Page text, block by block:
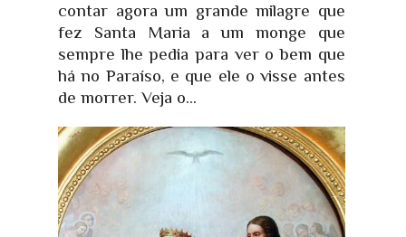
contar agora um grande milagre que
fez Santa Maria a um monge que
sempre lhe pedia para ver o bem que
há no Paraíso, e que ele o visse antes
de morrer. Veja o...